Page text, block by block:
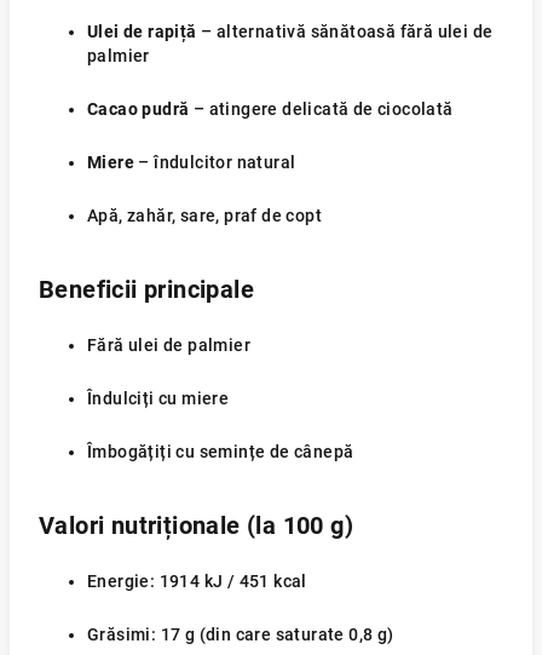
Ulei de rapiță – alternativă sănătoasă fără ulei de
palmier
Cacao pudră – atingere delicată de ciocolată
Miere – îndulcitor natural
Apă, zahăr, sare, praf de copt
Beneficii principale
Fără ulei de palmier
Îndulciți cu miere
Îmbogățiți cu semințe de cânepă
Valori nutriționale (la 100 g)
Energie: 1914 kJ / 451 kcal
Grăsimi: 17 g (din care saturate 0,8 g)